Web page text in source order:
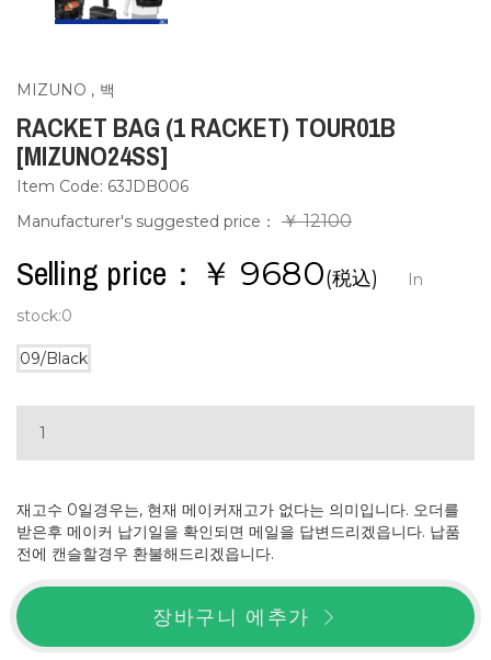
MIZUNO , 백
RACKET BAG (1 RACKET) TOUR01B
[MIZUNO24SS]
Item Code: 63JDB006
Manufacturer's suggested price：
￥ 12100
Selling price：￥ 9680(税込)
In
stock:0
09/Black
재고수 0일경우는, 현재 메이커재고가 없다는 의미입니다. 오더를
받은후 메이커 납기일을 확인되면 메일을 답변드리겠읍니다. 납품
전에 캔슬할경우 환불해드리겠읍니다.
장바구니 에추가